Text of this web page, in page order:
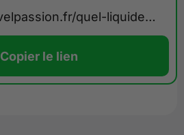
https://www.gravelpassion.fr/quel-liquide-preventif-choisir-en-tubeless/
Copier le lien